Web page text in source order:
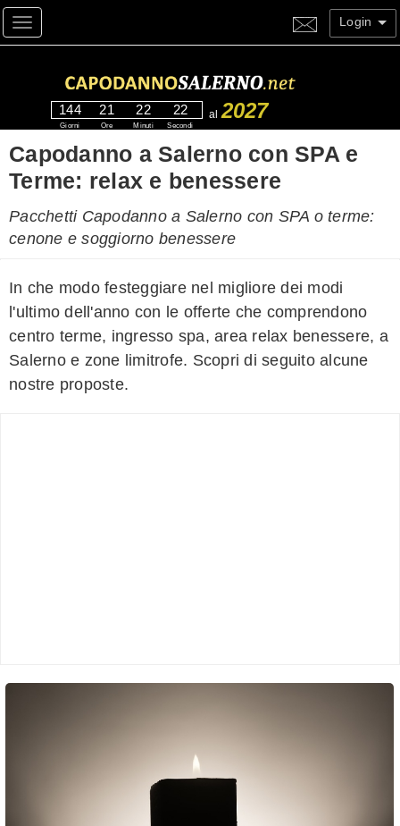
Toggle navigation Login
144
Giorni
21
Ore
22
Minuti
22
Secondi
al 2027
Capodanno a Salerno con SPA e
Terme: relax e benessere
Pacchetti Capodanno a Salerno con SPA o terme:
cenone e soggiorno benessere
In che modo festeggiare nel migliore dei modi
l'ultimo dell'anno con le offerte che comprendono
centro terme, ingresso spa, area relax benessere, a
Salerno e zone limitrofe. Scopri di seguito alcune
nostre proposte.